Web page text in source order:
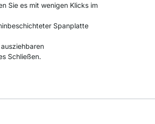
Sie es mit wenigen Klicks im
Spanplatte
Schließen.